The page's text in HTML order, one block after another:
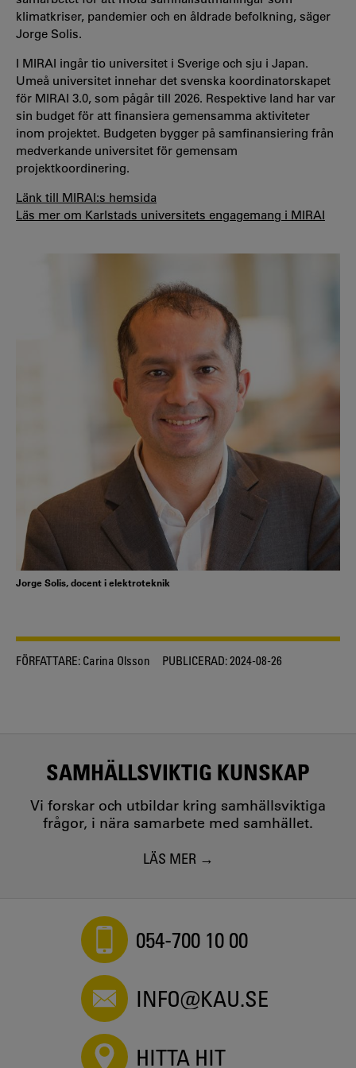
klimatkriser, pandemier och en åldrade befolkning, säger
Jorge Solis.
I MIRAI ingår tio universitet i Sverige och sju i Japan.
Umeå universitet innehar det svenska koordinatorskapet
för MIRAI 3.0, som pågår till 2026. Respektive land har var
sin budget för att finansiera gemensamma aktiviteter
inom projektet. Budgeten bygger på samfinansiering från
medverkande universitet för gemensam
projektkoordinering.
Länk till MIRAI:s hemsida
Läs mer om Karlstads universitets engagemang i MIRAI
Jorge Solis, docent i elektroteknik
FÖRFATTARE: Carina Olsson PUBLICERAD:2024-08-26
SAMHÄLLSVIKTIG KUNSKAP
Vi forskar och utbildar kring samhällsviktiga
frågor, i nära samarbete med samhället.
LÄS MER
054-700 10 00
INFO@KAU.SE
HITTA HIT